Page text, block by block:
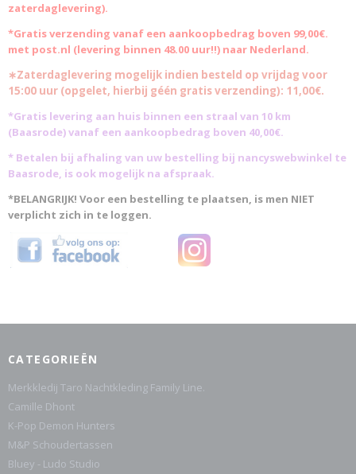
zaterdaglevering).
*Gratis verzending vanaf een aankoopbedrag boven 99,00€.
met post.nl (levering binnen 48.00 uur!!) naar Nederland.
∗Zaterdaglevering mogelijk indien besteld op vrijdag voor
15:00 uur (opgelet, hierbij géén gratis verzending): 11,00€.
*Gratis levering aan huis binnen een straal van 10 km
(Baasrode)vanaf een aankoopbedrag boven 40,00€.
* Betalen bij afhaling van uw bestelling bij nancyswebwinkel te
Baasrode, is ook mogelijk na afspraak.
*BELANGRIJK! Voor een bestelling te plaatsen, is men NIET
verplicht zich in te loggen.
CATEGORIEËN
Merkkledij Taro Nachtkleding Family Line.
Camille Dhont
K-Pop Demon Hunters
M&P Schoudertassen
Bluey - Ludo Studio